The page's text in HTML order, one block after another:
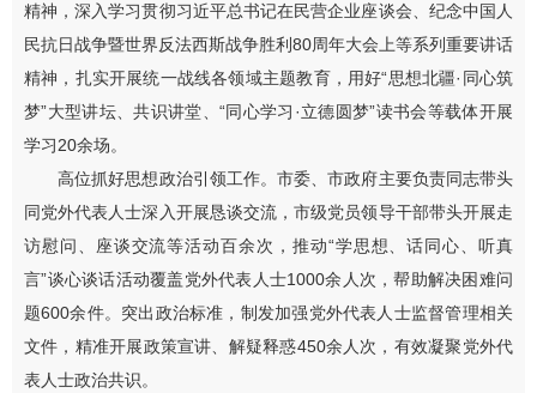
精神，深入学习贯彻习近平总书记在民营企业座谈会、纪念中国人
民抗日战争暨世界反法西斯战争胜利80周年大会上等系列重要讲话
精神，扎实开展统一战线各领域主题教育，用好“思想北疆·同心筑
梦”大型讲坛、共识讲堂、“同心学习·立德圆梦”读书会等载体开展
学习20余场。
高位抓好思想政治引领工作。市委、市政府主要负责同志带头
同党外代表人士深入开展恳谈交流，市级党员领导干部带头开展走
访慰问、座谈交流等活动百余次，推动“学思想、话同心、听真
言”谈心谈话活动覆盖党外代表人士1000余人次，帮助解决困难问
题600余件。突出政治标准，制发加强党外代表人士监督管理相关
文件，精准开展政策宣讲、解疑释惑450余人次，有效凝聚党外代
表人士政治共识。